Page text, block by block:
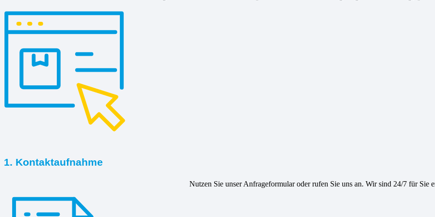
1. Kontaktaufnahme
Nutzen Sie unser Anfrageformular oder rufen Sie uns an. Wir sind 24/7 für Sie